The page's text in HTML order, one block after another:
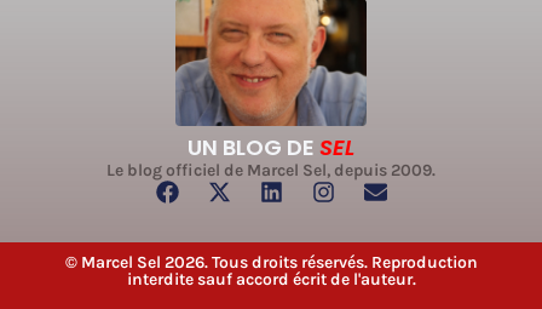
UN BLOG DE SEL
Le blog officiel de Marcel Sel, depuis 2009.
© Marcel Sel 2026. Tous droits réservés. Reproduction
interdite sauf accord écrit de l'auteur.